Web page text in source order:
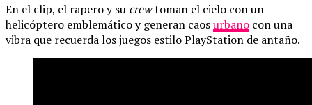
En el clip, el rapero y su crewtoman el cielo con un
helicóptero emblemático y generan caosurbano con una
vibra que recuerda los juegos estilo PlayStation de antaño.